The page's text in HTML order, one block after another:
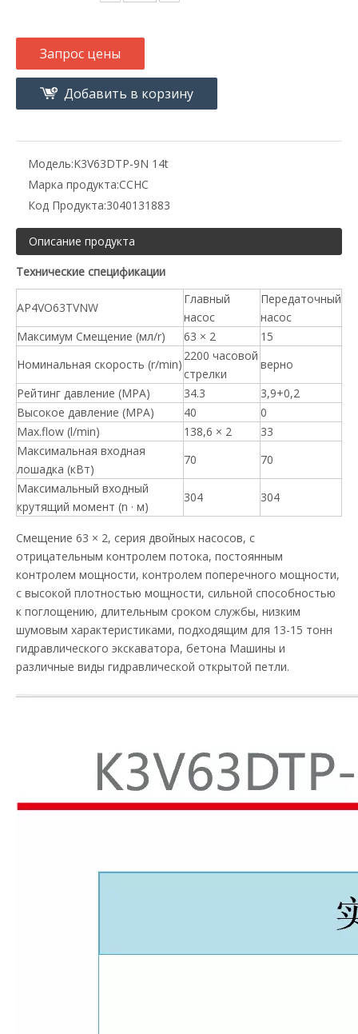
Запрос цены
Добавить в корзину
Модель:K3V63DTP-9N 14t
Марка продукта:CCHC
Код Продукта:3040131883
Описание продукта
Технические спецификации
AP4VO63TVNW
Главный
насос
Передаточный
насос
Максимум Смещение (мл/r)
63 × 2
15
Номинальная скорость (r/min)
2200 часовой
стрелки
верно
Рейтинг давление (MPA)
34.3
3,9+0,2
Высокое давление (MPA)
40
0
Max.flow (l/min)
138,6 × 2
33
Максимальная входная
лошадка (кВт)
70
70
Максимальный входный
крутящий момент (n · м)
304 304
Смещение 63 × 2, серия двойных насосов, с
отрицательным контролем потока, постоянным
контролем мощности, контролем поперечного мощности,
с высокой плотностью мощности, сильной способностью
к поглощению, длительным сроком службы, низким
шумовым характеристиками, подходящим для 13-15 тонн
гидравлического экскаватора, бетона Машины и
различные виды гидравлической открытой петли.